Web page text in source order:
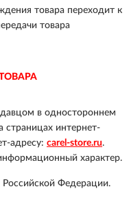
товара переходит к
товара
в одностороннем
страницах интернет-
адресу: carel-store.ru.
характер.
Российской Федерации.